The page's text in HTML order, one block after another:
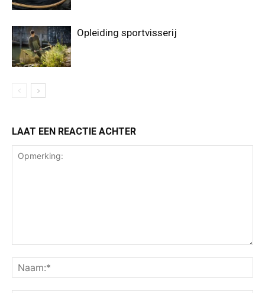
Opleiding sportvisserij
LAAT EEN REACTIE ACHTER